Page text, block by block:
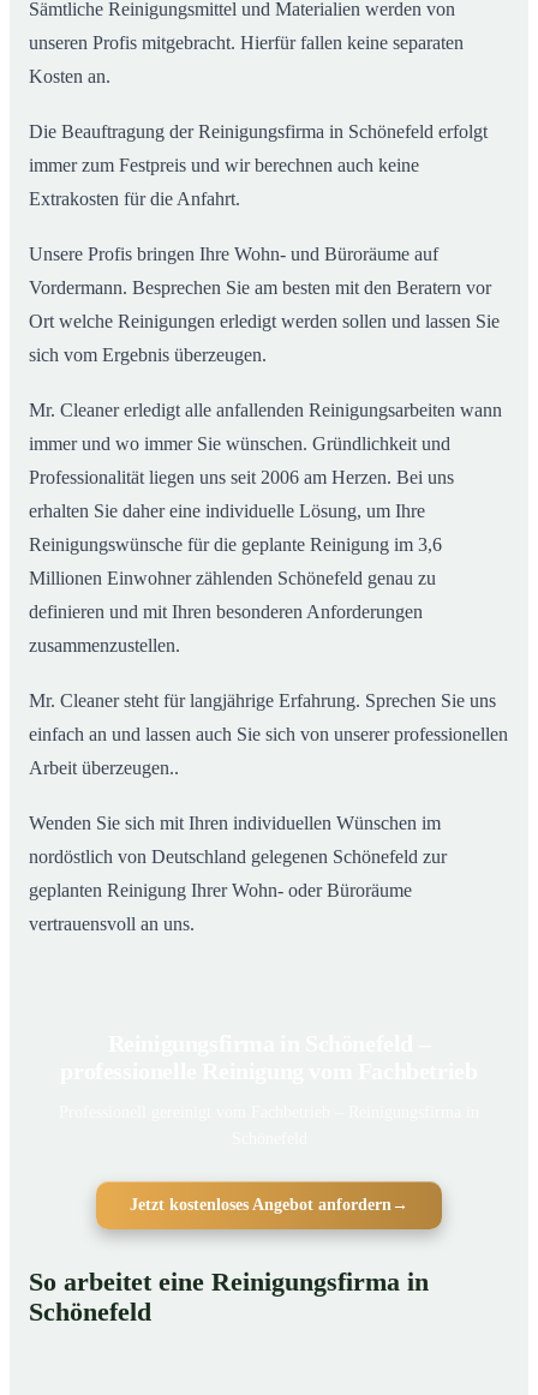
Sämtliche Reinigungsmittel und Materialien werden von
unseren Profis mitgebracht. Hierfür fallen keine separaten
Kosten an.
Die Beauftragung der Reinigungsfirma in Schönefeld erfolgt
immer zum Festpreis und wir berechnen auch keine
Extrakosten für die Anfahrt.
Unsere Profis bringen Ihre Wohn- und Büroräume auf
Vordermann. Besprechen Sie am besten mit den Beratern vor
Ort welche Reinigungen erledigt werden sollen und lassen Sie
sich vom Ergebnis überzeugen.
Mr. Cleaner erledigt alle anfallenden Reinigungsarbeiten wann
immer und wo immer Sie wünschen. Gründlichkeit und
Professionalität liegen uns seit 2006 am Herzen. Bei uns
erhalten Sie daher eine individuelle Lösung, um Ihre
Reinigungswünsche für die geplante Reinigung im 3,6
Millionen Einwohner zählenden Schönefeld genau zu
definieren und mit Ihren besonderen Anforderungen
zusammenzustellen.
Mr. Cleaner steht für langjährige Erfahrung. Sprechen Sie uns
einfach an und lassen auch Sie sich von unserer professionellen
Arbeit überzeugen..
Wenden Sie sich mit Ihren individuellen Wünschen im
nordöstlich von Deutschland gelegenen Schönefeld zur
geplanten Reinigung Ihrer Wohn- oder Büroräume
vertrauensvoll an uns.
Jetzt kostenloses Angebot anfordern →
So arbeitet eine Reinigungsfirma in
Schönefeld